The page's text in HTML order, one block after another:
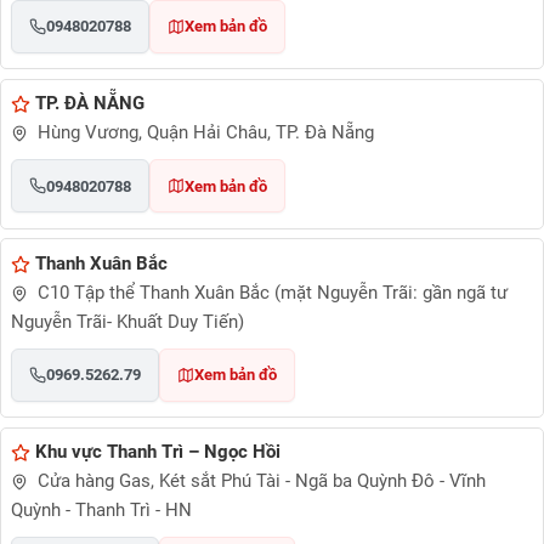
0948020788 Xem bản đồ
TP. ĐÀ NẴNG
Hùng Vương, Quận Hải Châu, TP. Đà Nẵng
0948020788 Xem bản đồ
Thanh Xuân Bắc
C10 Tập thể Thanh Xuân Bắc (mặt Nguyễn Trãi: gần ngã tư
Nguyễn Trãi- Khuất Duy Tiến)
0969.5262.79 Xem bản đồ
Khu vực Thanh Trì – Ngọc Hồi
Cửa hàng Gas, Két sắt Phú Tài - Ngã ba Quỳnh Đô - Vĩnh
Quỳnh - Thanh Trì - HN